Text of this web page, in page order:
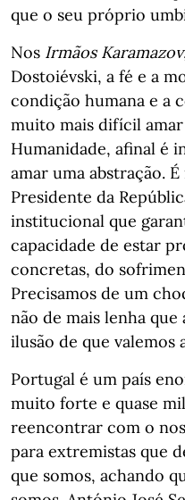
que o seu próprio
Nos Irmãos Karamazov
Dostoiévski, a fé e a
condição humana e a
muito mais difícil
Humanidade, afinal é
amar uma abstração.
Presidente da
institucional que
capacidade de estar
concretas, do
Precisamos de um
não de mais lenha
ilusão de que valemos
Portugal é um país
muito forte e quase
reencontrar com o
para extremistas que
que somos, achando